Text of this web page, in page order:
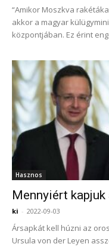
“Amikor Moszkva
akkor a magyar
központjában. Ez érint
Hasznos
Mennyiért
ki - 2022-09-03
Ársapkát kell húzni az
Ursula von der Leyen